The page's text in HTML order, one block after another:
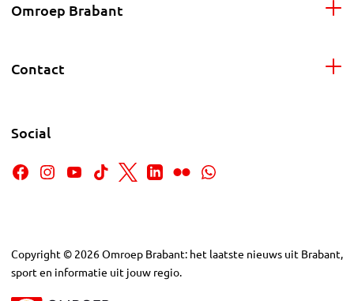
Omroep Brabant
Contact
Social
Copyright © 2026Omroep Brabant: het laatste nieuws uit Brabant,
sport en informatie uit jouw regio.